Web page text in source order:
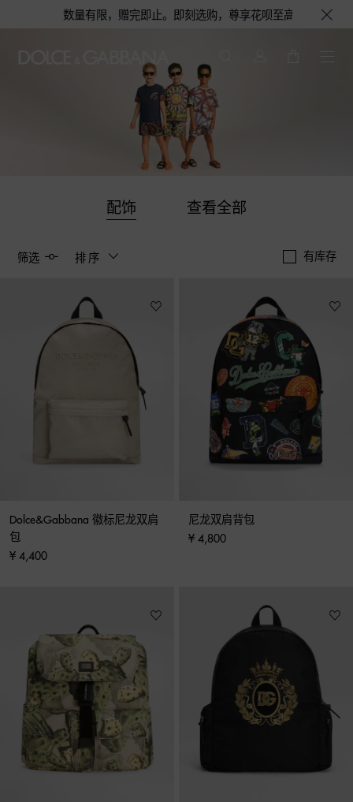
量有限，赠完即止。即刻选购，尊享花呗至高12期免息分期礼遇
配饰 查看全部
筛选 排序 有库存
Dolce&Gabbana 徽标尼龙双肩
包
¥ 4,400
尼龙双肩背包
¥ 4,800